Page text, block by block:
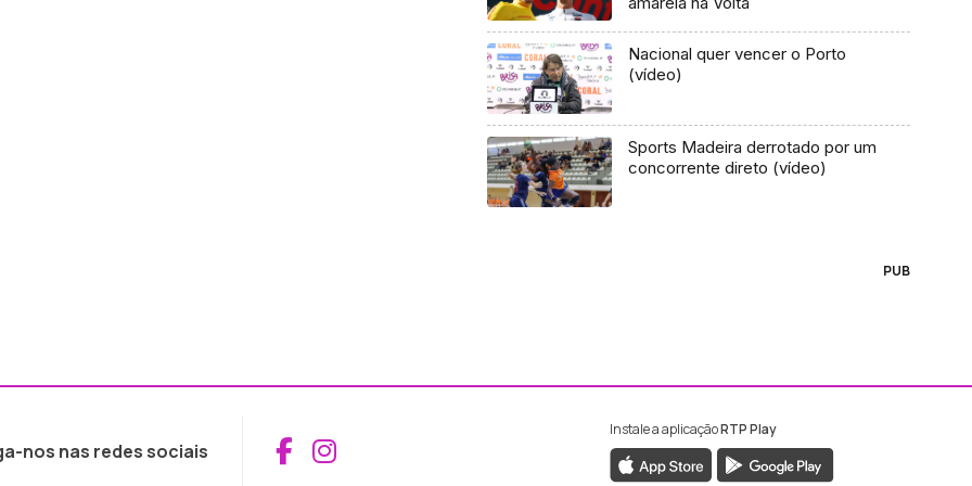
Nacional quer vencer o Porto
(vídeo)
Sports Madeira derrotado por um
concorrente direto (vídeo)
PUB
nos nas redes sociais Aceder ao Facebook da RTP Madeira
Aceder ao Instagram da RTP Madeira
Instale a aplicaçãoRTP Play